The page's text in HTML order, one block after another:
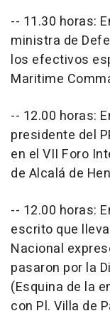
-- 11.30 horas:
ministra de
los efectivos
Maritime
-- 12.00 horas:
presidente del
en el VII Foro
de Alcalá de
-- 12.00 horas:
escrito que
Nacional
pasaron por la
(Esquina de la
con Pl. Villa de